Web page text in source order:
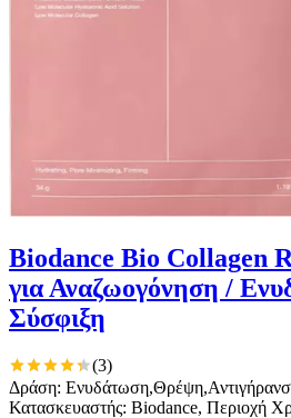
Biodance Bio Collagen
για Αναζωογόνηση /
Σύσφιξη
(3)
Δράση:
Κατασκευαστής: Biodance, Περιοχή